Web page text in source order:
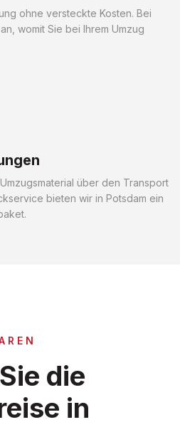
ohne versteckte Kosten. Bei
womit Sie bei Ihrem Umzug
über den Transport
bieten wir in Potsdam ein
die
in